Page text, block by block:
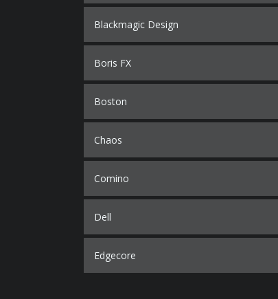
Blackmagic Design
Boris FX
Boston
Chaos
Comino
Dell
Edgecore